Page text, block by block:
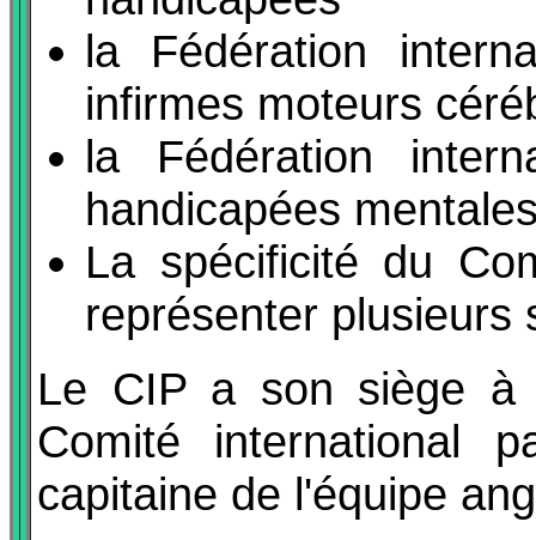
la Fédération
infirmes moteurs
la Fédération
handicapées
La spécificité du
représenter plusieurs
Le CIP a son siège à
Comité international
capitaine de l'équipe